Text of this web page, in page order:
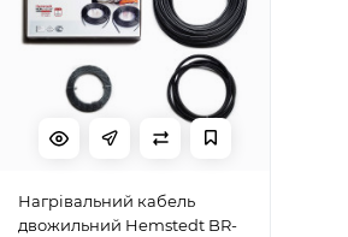
Нагрівальний кабель
двожильний Hemstedt BR-